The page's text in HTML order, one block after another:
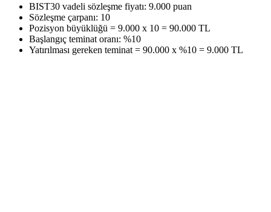
BIST30 vadeli sözleşme fiyatı: 9.000 puan
Sözleşme çarpanı: 10
Pozisyon büyüklüğü = 9.000 x 10 = 90.000 TL
Başlangıç teminat oranı: %10
Yatırılması gereken teminat = 90.000 x %10 = 9.000 TL